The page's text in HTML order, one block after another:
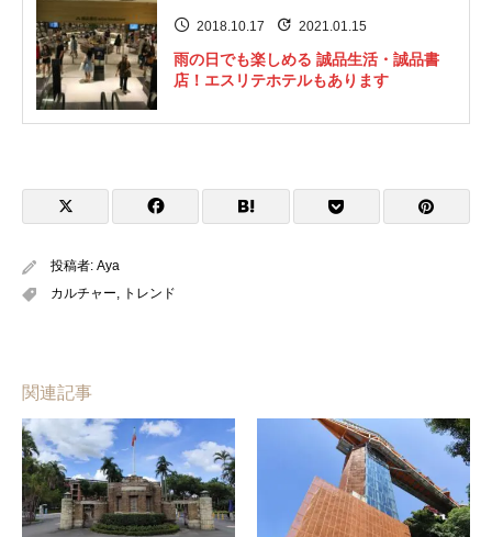
2018.10.17 2021.01.15
雨の日でも楽しめる 誠品生活・誠品書
店！エスリテホテルもあります
投稿者: Aya
カルチャー, トレンド
関連記事